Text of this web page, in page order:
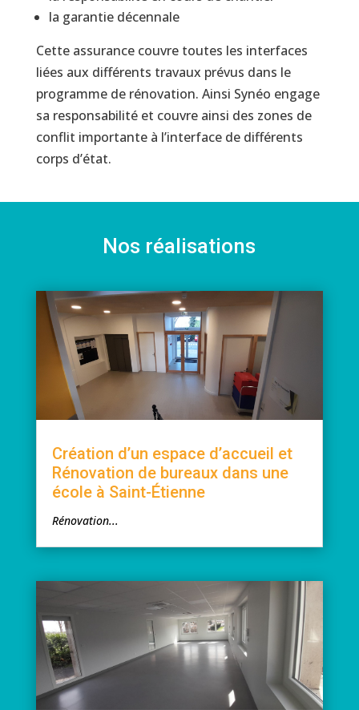
la garantie décennale
Cette assurance couvre toutes les interfaces
liées aux différents travaux prévus dans le
programme de rénovation. Ainsi Synéo engage
sa responsabilité et couvre ainsi des zones de
conflit importante à l’interface de différents
corps d’état.
Nos réalisations
Création d’un espace d’accueil et
Rénovation de bureaux dans une
école à Saint-Étienne
Rénovation...